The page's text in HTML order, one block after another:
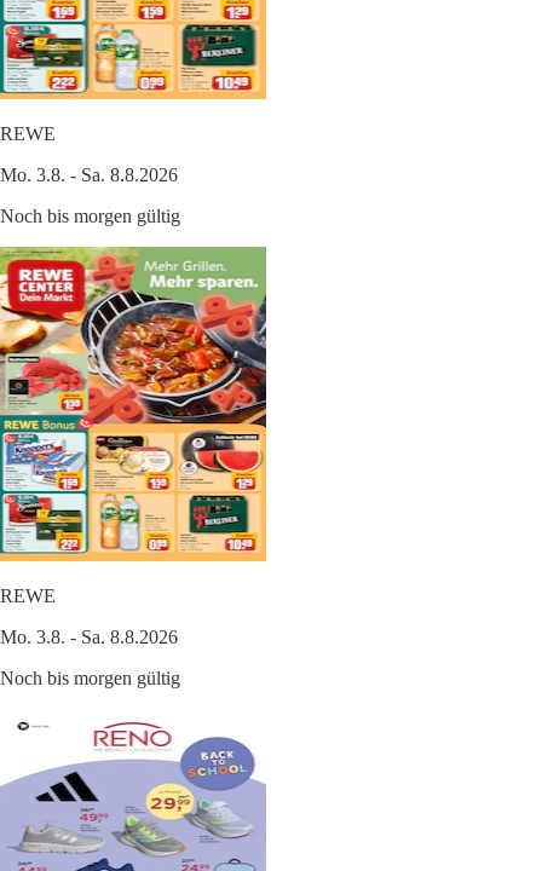
REWE
Mo. 3.8. - Sa. 8.8.2026
Noch bis morgen gültig
REWE
Mo. 3.8. - Sa. 8.8.2026
Noch bis morgen gültig